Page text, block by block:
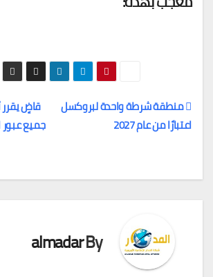
تصفّح
قاضٍ يقرر
جميع
منطقة شرطة واحدة لبروكسل
اعتبارًا من عام 2027
By
almadar